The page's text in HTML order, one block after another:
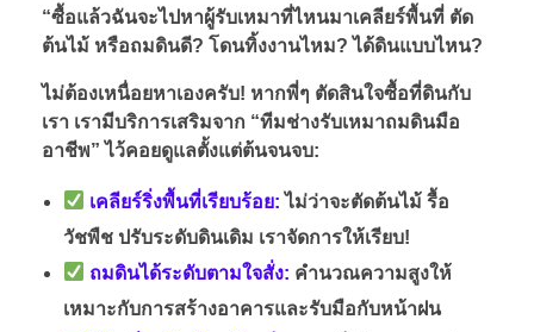
“ซื้อแล้วฉันจะไปหาผู้รับเหมาที่ไหนมาเคลียร์พื้นที่ ตัด
ต้นไม้ หรือถมดินดี? โดนทิ้งงานไหม? ได้ดินแบบไหน?
ไม่ต้องเหนื่อยหาเองครับ! หากพี่ๆ ตัดสินใจซื้อที่ดินกับ
เรา เรามีบริการเสริมจาก “ทีมช่างรับเหมาถมดินมือ
อาชีพ” ไว้คอยดูแลตั้งแต่ต้นจนจบ:
เคลียร์ริ่งพื้นที่เรียบร้อย: ไม่ว่าจะตัดต้นไม้ รื้อ
วัชพืช ปรับระดับดินเดิม เราจัดการให้เรียบ!
ถมดินได้ระดับตามใจสั่ง: คำนวณความสูงให้
เหมาะกับการสร้างอาคารและรับมือกับหน้าฝน